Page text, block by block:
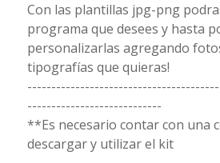
Con las plantillas jpg-png
programa que desees y hasta
personalizarlas agregando
tipografías que quieras!
----------------------------
**Es necesario contar con una
descargar y utilizar el kit